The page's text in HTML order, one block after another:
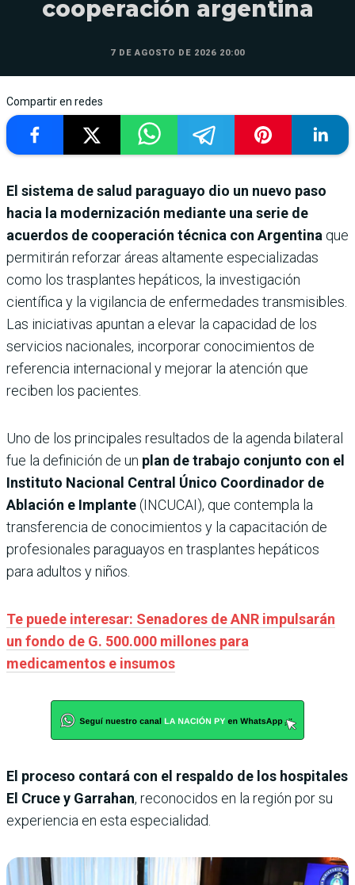
cooperación argentina
7 DE AGOSTO DE 2026 20:00
Compartir en redes
El sistema de salud paraguayo dio un nuevo paso
hacia la modernización mediante una serie de
acuerdos de cooperación técnica con Argentina que
permitirán reforzar áreas altamente especializadas
como los trasplantes hepáticos, la investigación
científica y la vigilancia de enfermedades transmisibles.
Las iniciativas apuntan a elevar la capacidad de los
servicios nacionales, incorporar conocimientos de
referencia internacional y mejorar la atención que
reciben los pacientes.
Uno de los principales resultados de la agenda bilateral
fue la definición de un plan de trabajo conjunto con el
Instituto Nacional Central Único Coordinador de
Ablación e Implante(INCUCAI), que contempla la
transferencia de conocimientos y la capacitación de
profesionales paraguayos en trasplantes hepáticos
para adultos y niños.
Te puede interesar: Senadores de ANR impulsarán
un fondo de G. 500.000 millones para
medicamentos e insumos
El proceso contará con el respaldo de los hospitales
El Cruce y Garrahan, reconocidos en la región por su
experiencia en esta especialidad.